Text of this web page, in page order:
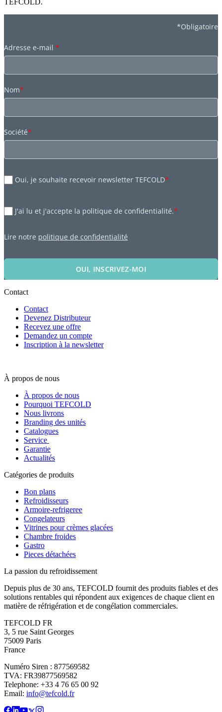
*Obligatoire
Adresse e-mail *
Nom*
Société*
Oui, je souhaite recevoir newsletter TEFCOLD*
J'ai lu et j'accepte la politique de confidentialité.*
Lire notre politique de confidentialité
OUI, INSCRIVEZ-MOI
Contact
Contact
Devenez Distributeur
Recevez une offre
Demandez un compte
Inscription à la newsletter
À propos de nous
À propos de nous
Pourquoi TEFCOLD
Nous livrons
Branding des unités
Catalogues
Service
Garantie
Actualités
Catégories de produits
Bon plans
Refroidisseurs
Armoire-refrigeree
Congelateurs
Vitrines pour crèmes glacées
Chambre froides
Gastro
Pieces détachées
La passion du refroidissement
Depuis plus de 30 ans, TEFCOLD fournit des produits fiables et des
solutions rentables qui répondent aux exigences de chaque client en
matière de réfrigération et de congélation commerciales.
TEFCOLD FR
3, 5 rue Saint Georges
75009 Paris
France
Numéro Siren : 877569582
TVA: FR39877569582
Telephone: +33 4 76 65 00 92
Email: info@tefcold.fr